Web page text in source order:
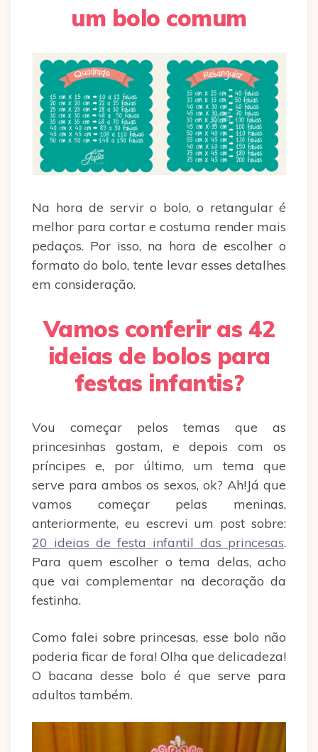
um bolo comum
Na hora de servir o bolo, o retangular é
melhor para cortar e costuma render mais
pedaços. Por isso, na hora de escolher o
formato do bolo, tente levar esses detalhes
em consideração.
Vamos conferir as 42
ideias de bolos para
festas infantis?
Vou começar pelos temas que as
princesinhas gostam, e depois com os
príncipes e, por último, um tema que
serve para ambos os sexos, ok? Ah!Já que
vamos começar pelas meninas,
anteriormente, eu escrevi um post sobre:
20 ideias de festa infantil das princesas.
Para quem escolher o tema delas, acho
que vai complementar na decoração da
festinha.
Como falei sobre princesas, esse bolo não
poderia ficar de fora! Olha que delicadeza!
O bacana desse bolo é que serve para
adultos também.